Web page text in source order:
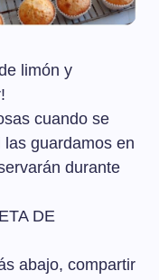
limón y
cuando se
guardamos en
durante
DE
abajo, compartir